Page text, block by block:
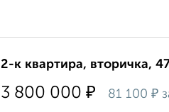
2-к квартира, вторичка,
3 800 000 ₽ 81 100 ₽